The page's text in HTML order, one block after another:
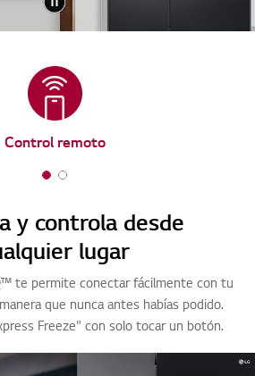
Control remoto
1
f
2
2
f
2
y controla desde
lugar
te permite conectar fácilmente con tu
que nunca antes habías podido.
Freeze" con solo tocar un botón.